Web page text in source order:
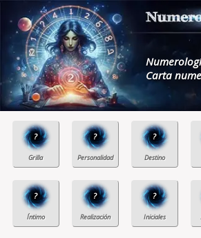
Carta
? ? ?
? ? ?